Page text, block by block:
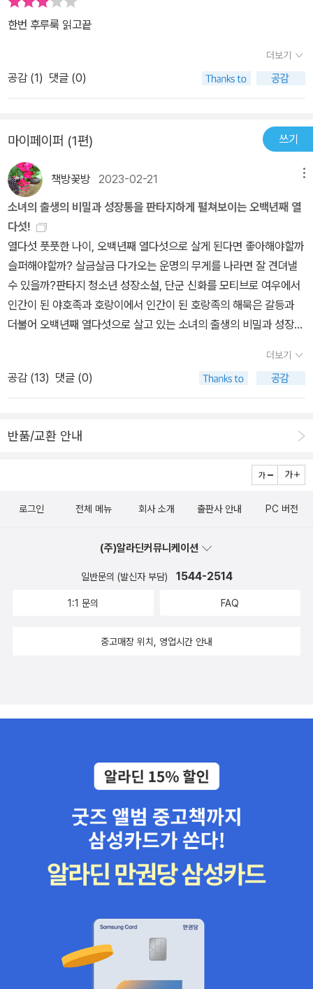
한 번씩 늘어나는데,서희는 엄마, 할머니와 함께 령의 도움을 받아 죽
을뻔한 그 날에종야호가 되어 영원히 열 다섯으로 살게 된다.​​벌써 89
번째 이름, 서희는 '가을'이가 되었다. 중학교만 오백년째 다니고 있으
니, 가을이는 모든 것을 알고 있지만, 튀고 싶지 않아 그리고 누군가에
하고함께 학교생활을 하게 되었다는 것이다. 할머니는 봄,엄마는 여
름,가을이는 가을이로. 요상한 세쌍둥이가 한 교실에 전학온 날,가을
이는 신우의 옆자리에 앉게 된다. ​무언가 쓸쓸한 눈빛을 가진 아이, 주
변에 아무 관심도 없이 그저 엎드려 있거나 창밖만 보던 신우가가을
이와 가까워지면서 가을이와 신우 모두의 삶이 변하기 시작한다. 친
구라는 대상과 사랑이라는 감정이 일으키는 관계의 시너지는 가을이
와 신우에게도 적용되지만가을이는 신우에 대한 마음이 커져갈수록
신우를 속여서 미안하다. 그러던 어느 날, 신우가 모든 것을 알아버리
는 날이 온다.거짓이어서 미안하고, 진실이어서 미안한 가을의 마음
이어딘가 알 것 같았다.​'나도 미안해. 속여서 미안해. 사실대로 말해서
미안해.'가을은 다 미안했다. '가을아.'신우가 가을을 불렀다. 가을은
호든 뭐든 다 괜찮아. 너는 가을이니까.'p.166​​오백 년을 살았지만 인
간에게 배신당하고 싶지 않고, 인간과의 사랑이 늘 슬퍼서 거리를 두
고 멀리서만 바라봤을 가을에게 있는 그대로의 나를 받아준다는 이가
먹어버렸다. ​​인간과 동물이 균형을 이루며 살아야 한다는 야호족과
인간을 정복해야 한다는 호랑족의 전쟁도 이야기의 한 축을 이룬다.
할머니와 엄마가 이번엔 가을이를 따라 학교에 다녔던 것도, 야호의
우두머리 령의 동생 휴가 가을이 반에 전학 왔던 것도,그리고 의문의
전쟁이 임박했음을 알리는 신호였다. ​몸에 원구슬이 없는 령이 죽은
알게 된다.원구슬이 자신의 몸에 있음을 알게 된 가을은 원구슬을 호
랑족으로부터 지키는 것이 우선이며, 구슬 전쟁동안 몸을 숨겨야 한
되고는 마음을 바꾸게 된다. ​'너, 그 아이를 정말로 좋아하는구나.'가
수 있을까?호랑족이었던 가을이의 아빠가 다시 나타난 이유는 무얼
지 안에상당히 거대한 세계가 담겨 있지만순식간에 읽힌다.(아들은 2
편이 분명히 나올 것이라고 예언하고 있다. ㅎㅎ)​​'돌이켜 보면 같은
삶은 없었다.새로운 인연을 만나면 새로운 삶이 시작되었다.'​오백 년
째 열 다섯을 살고 있지만이번엔 뭔가 더 다른 가을이의 열 다섯을 만
나고 싶다면 어서 페이지를 넘기길.
한번 후루룩 읽고끝
더보기
공감 (1) 댓글 (0)
마이페이퍼 (1편) 쓰기
책방꽃방 2023-02-21
소녀의 출생의 비밀과 성장통을 판타지하게 펼쳐보이는 오백년째 열
다섯!
열다섯 풋풋한 나이, 오백년째 열다섯으로 살게 된다면 좋아해야할까
슬퍼해야할까? 살금살금 다가오는 운명의 무게를 나라면 잘 견뎌낼
수 있을까?판타지 청소년 성장소설, 단군 신화를 모티브로 여우에서
인간이 된 야호족과 호랑이에서 인간이 된 호랑족의 해묵은 갈등과
더불어 오백년째 열다섯으로 살고 있는 소녀의 출생의 비밀과 성장통
페러디해 야호족과 호랑족이 인간 세상에서 함께 살아간다는 새로운
세계관을 펼쳐 보이며 출생의 비밀을 가진 가을이 두 종족 사이의 갈
등을 해결해나가는 이야기구성이 꽤 짜임새가 있다. 최초의 구슬이
재를 잃게 되는 가을이 마음의 상처를 딛고 내리는 마지막 결단은 선
낸다. 우연인것 같지만 운명처럼 서로 엮이게 되는 야호족과 호랑족
더보기
공감 (13) 댓글 (0)
반품/교환 안내
로그인 전체 메뉴 회사 소개 출판사 안내 PC 버전
(주)알라딘커뮤니케이션
일반문의 (발신자 부담) 1544-2514
1:1 문의 FAQ
중고매장 위치, 영업시간 안내